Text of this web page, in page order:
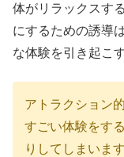
体がリラックスす
にするための誘導
な体験を引き起こ
アトラクション
すごい体験をす
りしてしまいます